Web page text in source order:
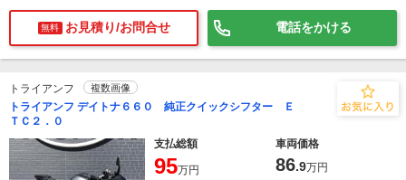
無料 お見積り/お問合せ 電話をかける
トライアンフ 複数画像
トライアンフ デイトナ６６０ 純正クイックシフター Ｅ
ＴＣ２．０
支払総額
車両価格
95万円 86.9万円